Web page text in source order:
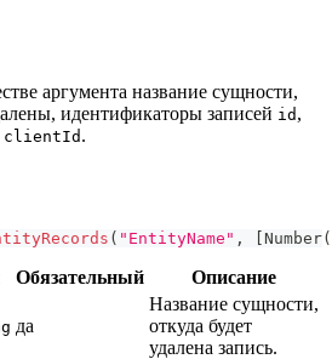
аргумента название сущности,
идентификаторы записей id ,
clientId .
( "EntityName" , [Number(
Обязательный Описание
да
Название сущности,
откуда будет
удалена запись.